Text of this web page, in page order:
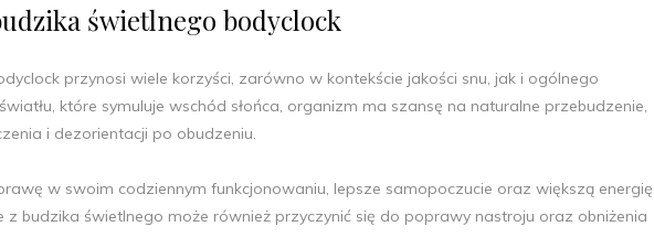
świetlnego bodyclock
przynosi wiele korzyści, zarówno w kontekście jakości snu, jak i ogólnego
które symuluje wschód słońca, organizm ma szansę na naturalne przebudzenie,
i dezorientacji po obudzeniu.
w swoim codziennym funkcjonowaniu, lepsze samopoczucie oraz większą energię
z budzika świetlnego może również przyczynić się do poprawy nastroju oraz obniżenia